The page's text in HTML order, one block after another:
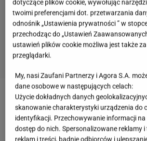
Zobacz wideoPoszliśmy na lody do
Terrazzino. Już wiemy, dlaczego
kolejce
dotyczące plików cookie, wywołując
twoimi preferencjami dot. przetwarzania
odnośnik „Ustawienia prywatności ” w
przechodząc do „Ustawień
ustawień plików cookie możliwa jest także
przeglądarki.
My, nasi Zaufani Partnerzy i Agora S.A.
dane osobowe w następujących celach:
Użycie dokładnych danych
skanowanie charakterystyki urządzenia do
identyfikacji. Przechowywanie informacji
dostęp do nich. Spersonalizowane reklamy
reklam i treści, badnie odbiorców i